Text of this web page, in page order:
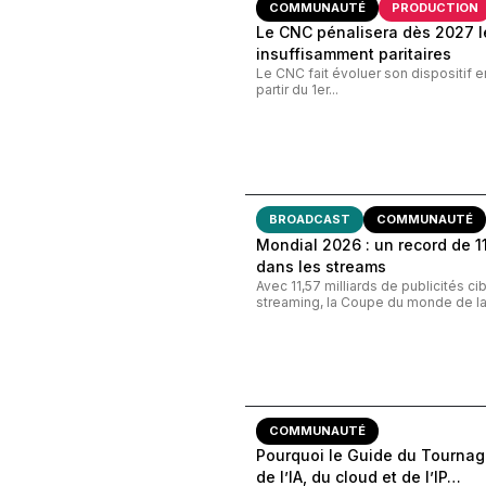
COMMUNAUTÉ PRODUCTION
Le CNC pénalisera dès
insuffisamment paritaires
Le CNC fait évoluer son dispositif
partir du 1er...
BROADCAST COMMUNAUTÉ
Mondial 2026 : un record de
dans les streams
Avec 11,57 milliards de publicités
streaming, la Coupe du monde de la
COMMUNAUTÉ
Pourquoi le Guide du
de l’IA, du cloud et de l’IP…